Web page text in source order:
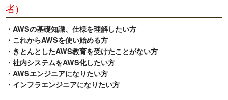
者)
・AWSの基礎知識、仕様を理解したい方
・これからAWSを使い始める方
・きとんとしたAWS教育を受けたことがない方
・社内システムをAWS化したい方
・AWSエンジニアになりたい方
・インフラエンジニアになりたい方